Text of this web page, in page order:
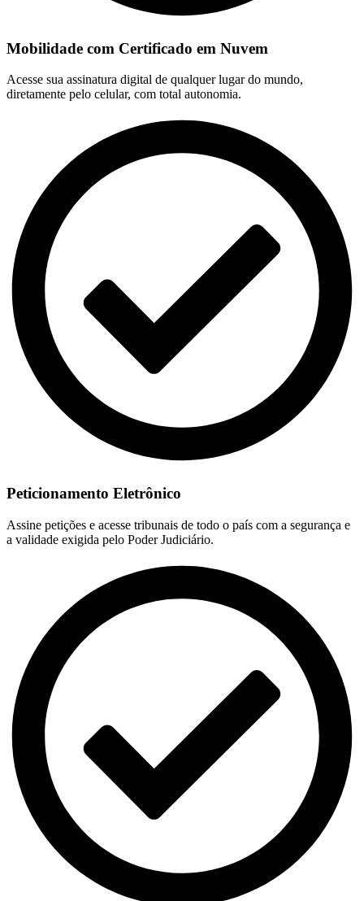
Mobilidade com Certificado em Nuvem
Acesse sua assinatura digital de qualquer lugar do mundo,
diretamente pelo celular, com total autonomia.
Peticionamento Eletrônico
Assine petições e acesse tribunais de todo o país com a segurança e
a validade exigida pelo Poder Judiciário.